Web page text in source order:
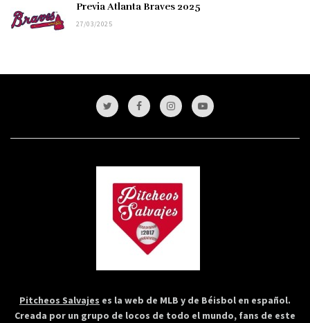
Previa Atlanta Braves 2025
27/03/2025
Pitcheos Salvajes es la web de MLB y de Béisbol en español.
Creada por un grupo de locos de todo el mundo, fans de este